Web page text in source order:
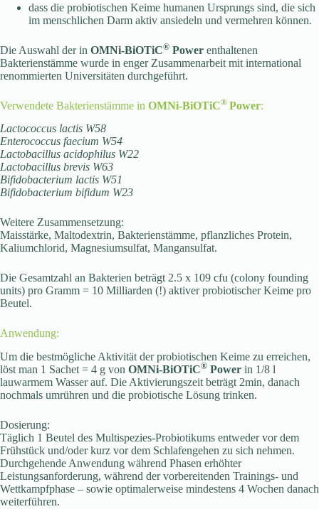
dass die probiotischen Keime humanen Ursprungs sind, die sich
im menschlichen Darm aktiv ansiedeln und vermehren können.
Die Auswahl der in OMNi-BiOTiC® Power enthaltenen
Bakterienstämme wurde in enger Zusammenarbeit mit international
renommierten Universitäten durchgeführt.
Verwendete Bakterienstämme in OMNi-BiOTiC® Power:
Lactococcus lactis W58
Enterococcus faecium W54
Lactobacillus acidophilus W22
Lactobacillus brevis W63
Bifidobacterium lactis W51
Bifidobacterium bifidum W23
Weitere Zusammensetzung:
Maisstärke, Maltodextrin, Bakterienstämme, pflanzliches Protein,
Kaliumchlorid, Magnesiumsulfat, Mangansulfat.
Die Gesamtzahl an Bakterien beträgt 2.5 x 109 cfu (colony founding
units) pro Gramm = 10 Milliarden (!) aktiver probiotischer Keime pro
Beutel.
Anwendung:
Um die bestmögliche Aktivität der probiotischen Keime zu erreichen,
löst man 1 Sachet = 4 g von OMNi-BiOTiC® Power in 1/8 l
lauwarmem Wasser auf. Die Aktivierungszeit beträgt 2min, danach
nochmals umrühren und die probiotische Lösung trinken.
Dosierung:
Täglich 1 Beutel des Multispezies-Probiotikums entweder vor dem
Frühstück und/oder kurz vor dem Schlafengehen zu sich nehmen.
Durchgehende Anwendung während Phasen erhöhter
Leistungsanforderung, während der vorbereitenden Trainings- und
Wettkampfphase – sowie optimalerweise mindestens 4 Wochen danach
weiterführen.